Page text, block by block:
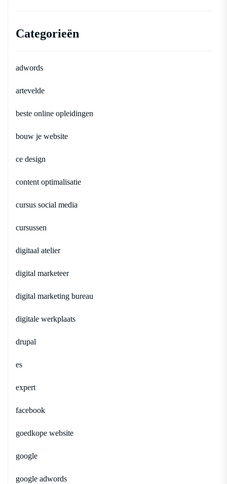
Categorieën
adwords
artevelde
beste online opleidingen
bouw je website
ce design
content optimalisatie
cursus social media
cursussen
digitaal atelier
digital marketeer
digital marketing bureau
digitale werkplaats
drupal
es
expert
facebook
goedkope website
google
google adwords